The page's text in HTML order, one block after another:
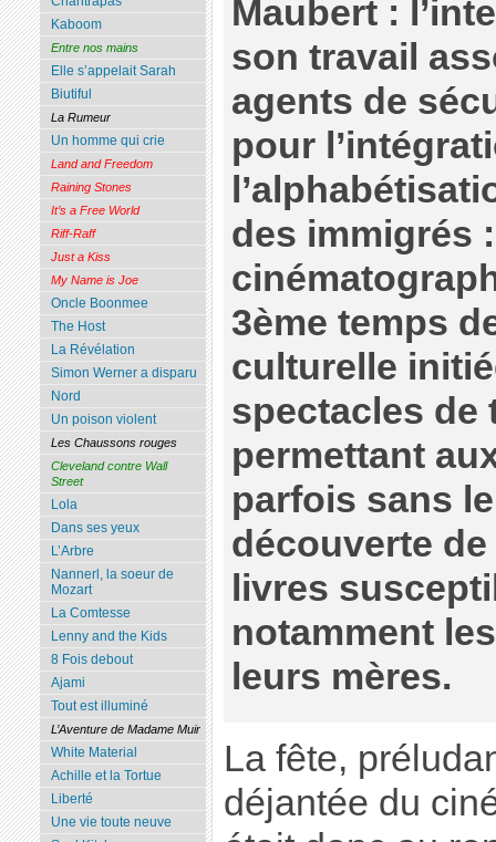
Maubert :
son travail
agents de
pour
des immigrés
3ème temps
culturelle
spectacles de
permettant
parfois sans
découverte
livres
notamment
leurs mères.
La fête,
déjantée du
Kaboom
Entre nos mains
Elle s’appelait Sarah
Biutiful
La Rumeur
Un homme qui crie
Land and Freedom
Raining Stones
It’s a Free World
Riff-Raff
Just a Kiss
My Name is Joe
Oncle Boonmee
The Host
La Révélation
Simon Werner a disparu
Nord
Un poison violent
Les Chaussons rouges
Cleveland contre Wall
Street
Lola
Dans ses yeux
L’Arbre
Nannerl, la soeur de
Mozart
La Comtesse
Lenny and the Kids
8 Fois debout
Ajami
Tout est illuminé
L’Aventure de Madame Muir
White Material
Achille et la Tortue
Liberté
Une vie toute neuve